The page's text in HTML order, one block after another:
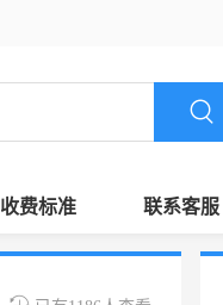
收费标准 联系客服